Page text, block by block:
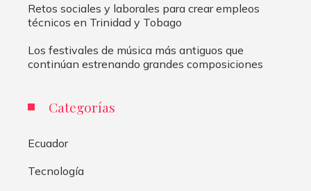
Retos sociales y laborales para crear empleos
técnicos en Trinidad y Tobago
Los festivales de música más antiguos que
continúan estrenando grandes composiciones
Categorías
Ecuador
Tecnología